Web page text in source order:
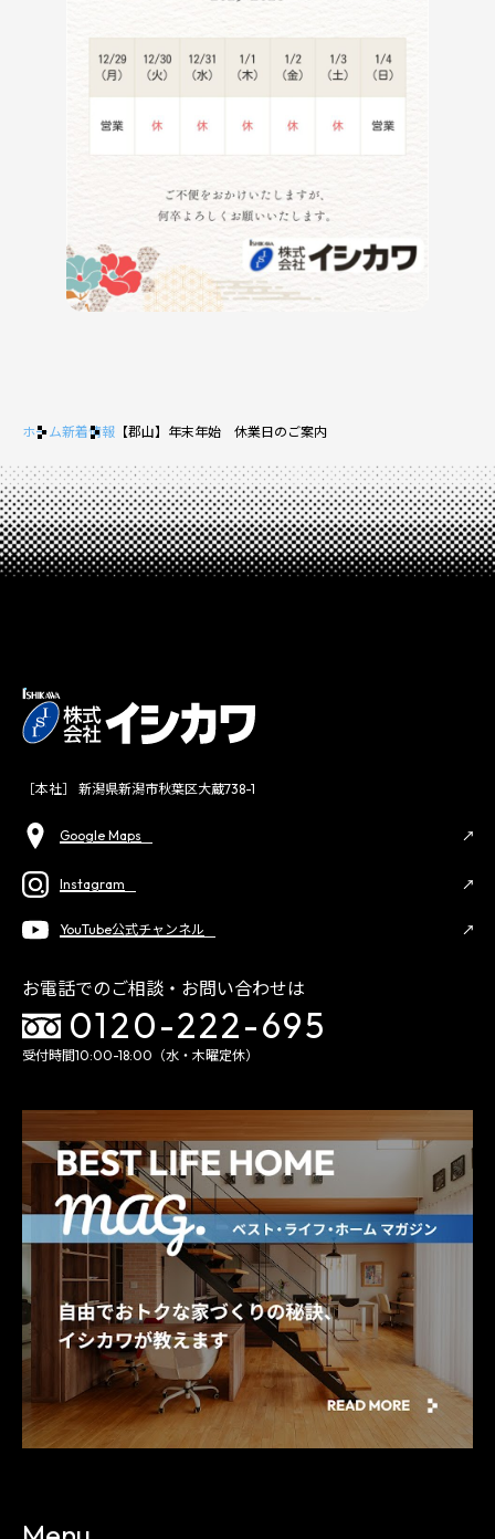
ホーム新着情報 【郡山】年末年始 休業日のご案内
［本社］ 新潟県新潟市秋葉区大蔵738-1
Google Maps
Instagram
YouTube公式チャンネル
お電話でのご相談・お問い合わせは
0120-222-695
受付時間10:00-18:00（水・木曜定休）